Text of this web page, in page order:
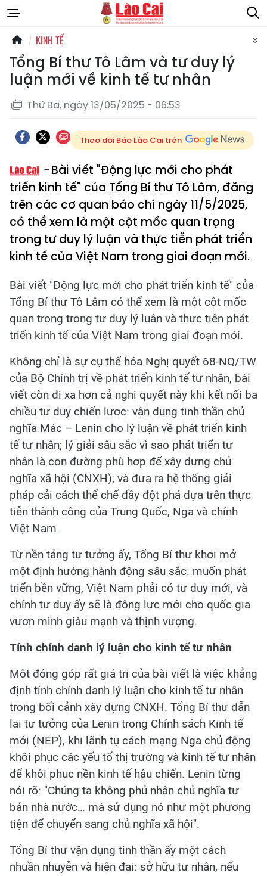
KINH TẾ
Tổng Bí thư Tô Lâm và tư duy lý
luận mới về kinh tế tư nhân
Thứ Ba, ngày 13/05/2025 - 06:53
Theo dõi Báo Lào Cai trên
Bài viết "Động lực mới cho phát
triển kinh tế" của Tổng Bí thư Tô Lâm, đăng
trên các cơ quan báo chí ngày 11/5/2025,
có thể xem là một cột mốc quan trọng
trong tư duy lý luận và thực tiễn phát triển
kinh tế của Việt Nam trong giai đoạn mới.
Bài viết "Động lực mới cho phát triển kinh tế" của
Tổng Bí thư Tô Lâm có thể xem là một cột mốc
quan trọng trong tư duy lý luận và thực tiễn phát
triển kinh tế của Việt Nam trong giai đoạn mới.
Không chỉ là sự cụ thể hóa Nghị quyết 68-NQ/TW
của Bộ Chính trị về phát triển kinh tế tư nhân, bài
viết còn đi xa hơn cả nghị quyết này khi kết nối ba
chiều tư duy chiến lược: vận dụng tinh thần chủ
nghĩa Mác – Lenin cho lý luận về phát triển kinh
tế tư nhân; lý giải sâu sắc vì sao phát triển tư
nhân là con đường phù hợp để xây dựng chủ
nghĩa xã hội (CNXH); và đưa ra hệ thống giải
pháp cải cách thể chế đầy đột phá dựa trên thực
tiễn thành công của Trung Quốc, Nga và chính
Việt Nam.
Từ nền tảng tư tưởng ấy, Tổng Bí thư khơi mở
một định hướng hành động sâu sắc: muốn phát
triển bền vững, Việt Nam phải có tư duy mới, và
chính tư duy ấy sẽ là động lực mới cho quốc gia
vươn mình giàu mạnh và thịnh vượng.
Tính chính danh lý luận cho kinh tế tư nhân
Một đóng góp rất giá trị của bài viết là việc khẳng
định tính chính danh lý luận cho kinh tế tư nhân
trong bối cảnh xây dựng CNXH. Tổng Bí thư dẫn
lại tư tưởng của Lenin trong Chính sách Kinh tế
mới (NEP), khi lãnh tụ cách mạng Nga chủ động
khôi phục các yếu tố thị trường và kinh tế tư nhân
để khôi phục nền kinh tế hậu chiến. Lenin từng
nói rõ: "Chúng ta không phủ nhận chủ nghĩa tư
bản nhà nước… mà sử dụng nó như một phương
tiện để chuyển sang chủ nghĩa xã hội".
Tổng Bí thư vận dụng tinh thần ấy một cách
nhuần nhuyễn và hiện đại: sở hữu tư nhân, nếu